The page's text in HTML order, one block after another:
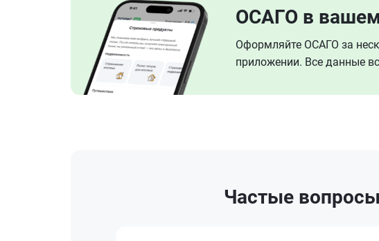
ОСАГО в
Оформляйте ОСАГО за
приложении. Все данные
Частые